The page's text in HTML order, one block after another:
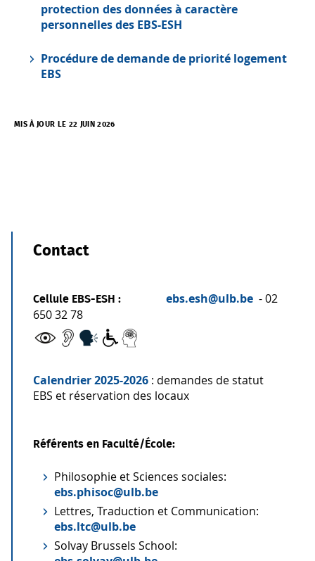
protection des données à caractère
personnelles des EBS-ESH
Procédure de demande de priorité logement
EBS
MIS À JOUR LE 22 JUIN 2026
Contact
Cellule EBS-ESH : ebs.esh@ulb.be- 02
650 32 78
Calendrier 2025-2026 : demandes de statut
EBS et réservation des locaux
Référents en Faculté/École:
Philosophie et Sciences sociales:
ebs.phisoc@ulb.be
Lettres, Traduction et Communication:
ebs.ltc@ulb.be
Solvay Brussels School: